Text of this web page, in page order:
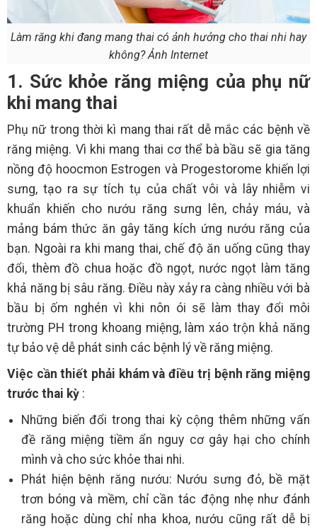
Làm răng khi đang mang thai có ảnh hưởng cho thai nhi hay
không? Ảnh Internet
1. Sức khỏe răng miệng của phụ nữ
khi mang thai
Phụ nữ trong thời kì mang thai rất dễ mắc các bệnh về
răng miệng. Vì khi mang thai cơ thể bà bầu sẽ gia tăng
nồng độ hoocmon Estrogen và Progestorome khiến lợi
sưng, tạo ra sự tích tụ của chất vôi và lây nhiễm vi
khuẩn khiến cho nướu răng sưng lên, chảy máu, và
mảng bám thức ăn gây tăng kích ứng nướu răng của
bạn. Ngoài ra khi mang thai, chế độ ăn uống cũng thay
đổi, thèm đồ chua hoặc đồ ngọt, nước ngọt làm tăng
khả năng bị sâu răng. Điều này xảy ra càng nhiều với bà
bầu bị ốm nghén vì khi nôn ói sẽ làm thay đổi môi
trường PH trong khoang miệng, làm xáo trộn khả năng
tự bảo vệ dễ phát sinh các bệnh lý về răng miệng.
Việc cần thiết phải khám và điều trị bệnh răng miệng
trước thai kỳ :
Những biến đổi trong thai kỳ cộng thêm những vấn
đề răng miệng tiềm ẩn nguy cơ gây hại cho chính
mình và cho sức khỏe thai nhi.
Phát hiện bệnh răng nướu: Nướu sưng đỏ, bề mặt
trơn bóng và mềm, chỉ cần tác động nhẹ như đánh
răng hoặc dùng chỉ nha khoa, nướu cũng rất dễ bị